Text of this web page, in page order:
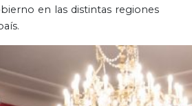
en las distintas regiones